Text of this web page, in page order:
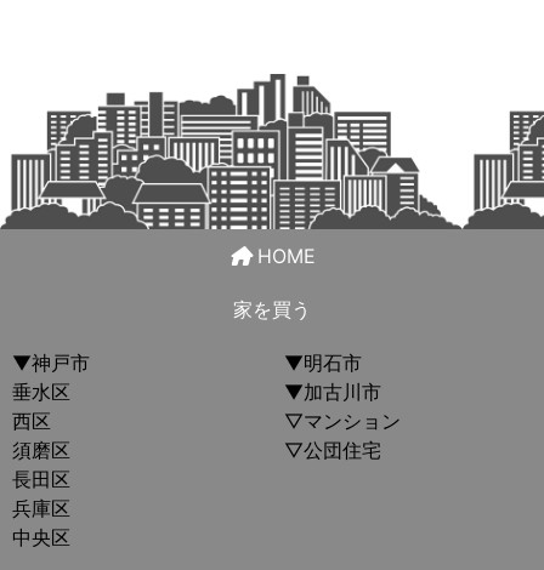
HOME
家を買う
▼神戸市
垂水区
西区
須磨区
長田区
兵庫区
中央区
▼明石市
▼加古川市
▽マンション
▽公団住宅